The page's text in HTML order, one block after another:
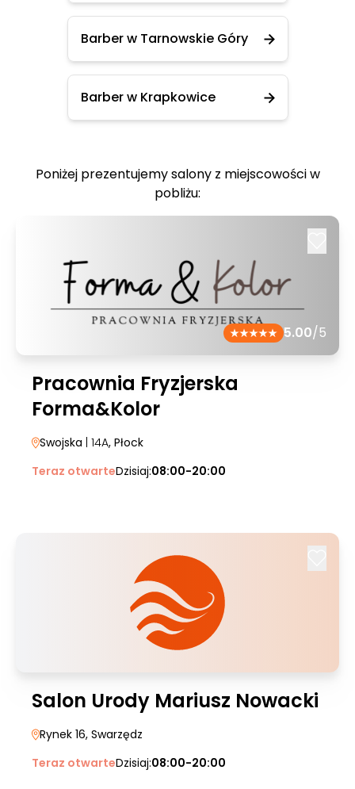
Barber w Tarnowskie Góry
Barber w Krapkowice
Poniżej prezentujemy salony z miejscowości w
pobliżu:
5.00/5
Pracownia Fryzjerska
Forma&Kolor
Swojska | 14A, Płock
Teraz otwarteDzisiaj:08:00-20:00
Salon Urody Mariusz Nowacki
Rynek 16, Swarzędz
Teraz otwarteDzisiaj:08:00-20:00